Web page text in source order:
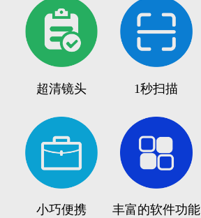
超清镜头 1秒扫描
小巧便携 丰富的软件功能